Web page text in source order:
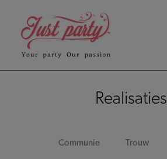
Realisaties
Communie Trouw